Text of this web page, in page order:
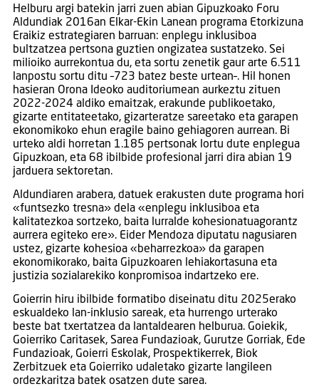
Helburu argi batekin jarri zuen abian Gipuzkoako Foru
Aldundiak 2016an Elkar-Ekin Lanean programa Etorkizuna
Eraikiz estrategiaren barruan: enplegu inklusiboa
bultzatzea pertsona guztien ongizatea sustatzeko. Sei
milioiko aurrekontua du, eta sortu zenetik gaur arte 6.511
lanpostu sortu ditu –723 batez beste urtean–. Hil honen
hasieran Orona Ideoko auditoriumean aurkeztu zituen
2022-2024 aldiko emaitzak, erakunde publikoetako,
gizarte entitateetako, gizarteratze sareetako eta garapen
ekonomikoko ehun eragile baino gehiagoren aurrean. Bi
urteko aldi horretan 1.185 pertsonak lortu dute enplegua
Gipuzkoan, eta 68 ibilbide profesional jarri dira abian 19
jarduera sektoretan.
Aldundiaren arabera, datuek erakusten dute programa hori
«funtsezko tresna» dela «enplegu inklusiboa eta
kalitatezkoa sortzeko, baita lurralde kohesionatuagorantz
aurrera egiteko ere». Eider Mendoza diputatu nagusiaren
ustez, gizarte kohesioa «beharrezkoa» da garapen
ekonomikorako, baita Gipuzkoaren lehiakortasuna eta
justizia sozialarekiko konpromisoa indartzeko ere.
Goierrin hiru ibilbide formatibo diseinatu ditu 2025erako
eskualdeko lan-inklusio sareak, eta hurrengo urterako
beste bat txertatzea da lantaldearen helburua. Goiekik,
Goierriko Caritasek, Sarea Fundazioak, Gurutze Gorriak, Ede
Fundazioak, Goierri Eskolak, Prospektikerrek, Biok
Zerbitzuek eta Goierriko udaletako gizarte langileen
ordezkaritza batek osatzen dute sarea.